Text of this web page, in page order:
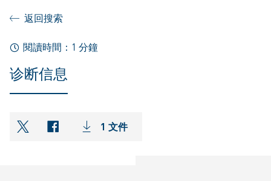
返回搜索
閱讀時間：1 分鐘
诊断信息
shareOntwitter
shareOnfacebook
1 文件